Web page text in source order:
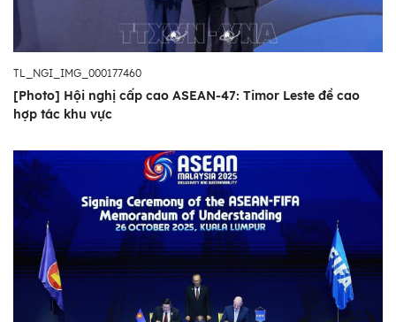
TL_NGI_IMG_000177460
[Photo] Hội nghị cấp cao ASEAN-47: Timor Leste đề cao
hợp tác khu vực